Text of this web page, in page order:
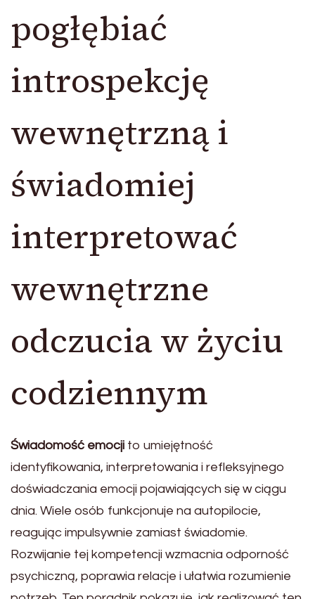
pogłębiać
introspekcję
wewnętrzną i
świadomiej
interpretować
wewnętrzne
odczucia w życiu
codziennym
Świadomość emocji to umiejętność
identyfikowania, interpretowania i refleksyjnego
doświadczania emocji pojawiających się w ciągu
dnia. Wiele osób funkcjonuje na autopilocie,
reagując impulsywnie zamiast świadomie.
Rozwijanie tej kompetencji wzmacnia odporność
psychiczną, poprawia relacje i ułatwia rozumienie